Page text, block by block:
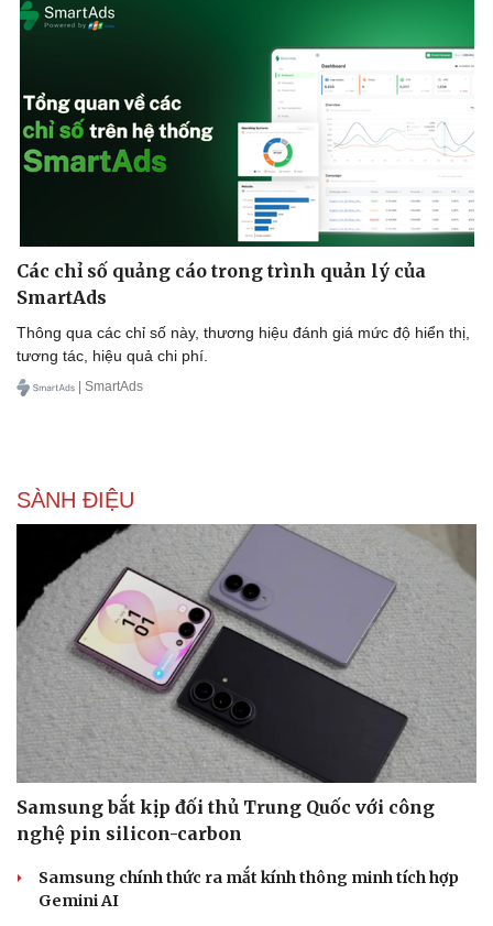
Các chỉ số quảng cáo trong trình quản lý của
SmartAds
Thông qua các chỉ số này, thương hiệu đánh giá mức độ hiển thị,
tương tác, hiệu quả chi phí.
| SmartAds
SÀNH ĐIỆU
Samsung bắt kịp đối thủ Trung Quốc với công
nghệ pin silicon-carbon
Samsung chính thức ra mắt kính thông minh tích hợp
Gemini AI